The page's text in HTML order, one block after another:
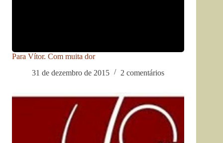
Para Vítor. Com muita dor
31 de dezembro de 2015
2 comentários